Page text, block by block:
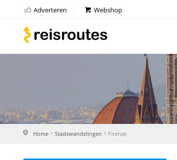
Adverteren Webshop
Home Stadswandelingen Firenze